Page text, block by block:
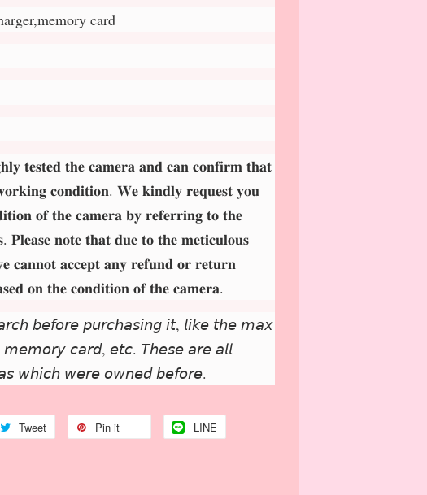
card
𝐭𝐞𝐬𝐭𝐞𝐝 𝐭𝐡𝐞 𝐜𝐚𝐦𝐞𝐫𝐚 𝐚𝐧𝐝 𝐜𝐚𝐧 𝐜𝐨𝐧𝐟𝐢𝐫𝐦 𝐭𝐡𝐚𝐭
𝐰𝐨𝐫𝐤𝐢𝐧𝐠 𝐜𝐨𝐧𝐝𝐢𝐭𝐢𝐨𝐧. 𝐖𝐞 𝐤𝐢𝐧𝐝𝐥𝐲 𝐫𝐞𝐪𝐮𝐞𝐬𝐭 𝐲𝐨𝐮
𝐨𝐟 𝐭𝐡𝐞 𝐜𝐚𝐦𝐞𝐫𝐚 𝐛𝐲 𝐫𝐞𝐟𝐞𝐫𝐫𝐢𝐧𝐠 𝐭𝐨 𝐭𝐡𝐞
𝐏𝐥𝐞𝐚𝐬𝐞 𝐧𝐨𝐭𝐞 𝐭𝐡𝐚𝐭 𝐝𝐮𝐞 𝐭𝐨 𝐭𝐡𝐞 𝐦𝐞𝐭𝐢𝐜𝐮𝐥𝐨𝐮𝐬
𝐜𝐚𝐧𝐧𝐨𝐭 𝐚𝐜𝐜𝐞𝐩𝐭 𝐚𝐧𝐲 𝐫𝐞𝐟𝐮𝐧𝐝 𝐨𝐫 𝐫𝐞𝐭𝐮𝐫𝐧
𝐨𝐧 𝐭𝐡𝐞 𝐜𝐨𝐧𝐝𝐢𝐭𝐢𝐨𝐧 𝐨𝐟 𝐭𝐡𝐞 𝐜𝐚𝐦𝐞𝐫𝐚.
𝘣𝘦𝘧𝘰𝘳𝘦 𝘱𝘶𝘳𝘤𝘩𝘢𝘴𝘪𝘯𝘨 𝘪𝘵, 𝘭𝘪𝘬𝘦 𝘵𝘩𝘦 𝘮𝘢𝘹
𝘮𝘦𝘮𝘰𝘳𝘺 𝘤𝘢𝘳𝘥, 𝘦𝘵𝘤. 𝘛𝘩𝘦𝘴𝘦 𝘢𝘳𝘦 𝘢𝘭𝘭
𝘸𝘩𝘪𝘤𝘩 𝘸𝘦𝘳𝘦 𝘰𝘸𝘯𝘦𝘥 𝘣𝘦𝘧𝘰𝘳𝘦.
Tweet Pin it LINE